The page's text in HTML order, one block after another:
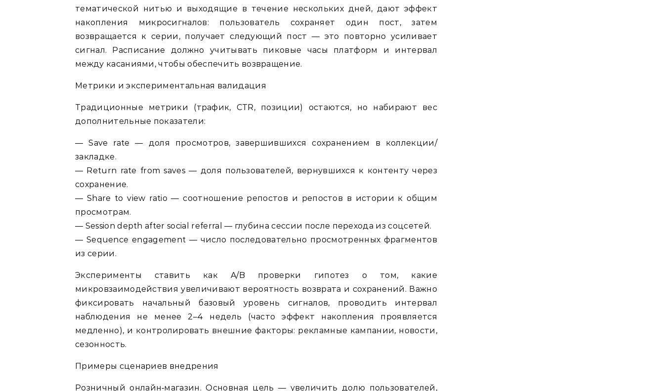
тематической нитью и выходящие в течение нескольких дней, дают эффект
накопления микросигналов: пользователь сохраняет один пост, затем
возвращается к серии, получает следующий пост — это повторно усиливает
сигнал. Расписание должно учитывать пиковые часы платформ и интервал
между касаниями, чтобы обеспечить возвращение.
Метрики и экспериментальная валидация
Традиционные метрики (трафик, CTR, позиции) остаются, но набирают вес
дополнительные показатели:
— Save rate — доля просмотров, завершившихся сохранением в коллекции/
закладке.
— Return rate from saves — доля пользователей, вернувшихся к контенту через
сохранение.
— Share to view ratio — соотношение репостов и репостов в истории к общим
просмотрам.
— Session depth after social referral — глубина сессии после перехода из соцсетей.
— Sequence engagement — число последовательно просмотренных фрагментов
из серии.
Эксперименты ставить как A/B проверки гипотез о том, какие
микровзаимодействия увеличивают вероятность возврата и сохранений. Важно
фиксировать начальный базовый уровень сигналов, проводить интервал
наблюдения не менее 2–4 недель (часто эффект накопления проявляется
медленно), и контролировать внешние факторы: рекламные кампании, новости,
сезонность.
Примеры сценариев внедрения
Розничный онлайн‑магазин. Основная цель — увеличить долю пользователей,